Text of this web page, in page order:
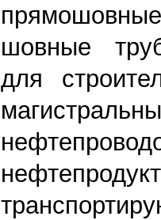
шовные
для